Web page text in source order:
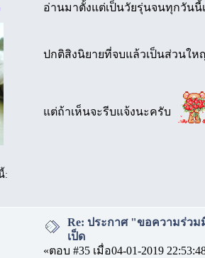
:
อ่านมาตั้งแต่เป็นวัยรุ่นจนทุกวัน
ปกติสิงนิยายที่จบแล้วเป็นส่วนให
แต่ถ้าเห็นจะรีบแจ้งนะครับ
Re: ประกาศ "ขอความร่ว
เป็ด
«ตอบ #35 เมื่อ04-01-2019